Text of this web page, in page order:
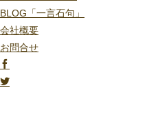
BLOG「一言石句」
会社概要
お問合せ